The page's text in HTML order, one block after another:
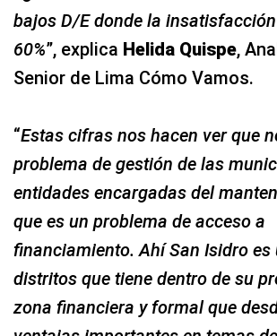
bajos D/E donde la
60%”, explica Helida Quispe,
Senior de Lima Cómo Vamos.
“Estas cifras nos hacen ver que
problema de gestión de las
entidades encargadas del
que es un problema de acceso a
financiamiento. Ahí San Isidro es
distritos que tiene dentro de su
zona financiera y formal que